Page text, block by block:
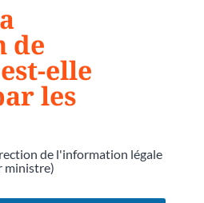
de
elle
les
de l'information légale
ministre)